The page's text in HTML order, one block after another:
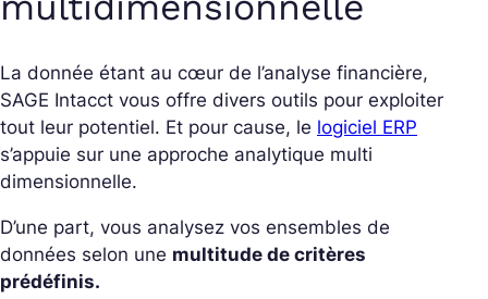
La donnée étant au cœur de l’analyse financière,
SAGE Intacct vous offre divers outils pour exploiter
tout leur potentiel. Et pour cause, le logiciel ERP
s’appuie sur une approche analytique multi
dimensionnelle.
D’une part, vous analysez vos ensembles de
données selon une multitude de critères
prédéfinis.